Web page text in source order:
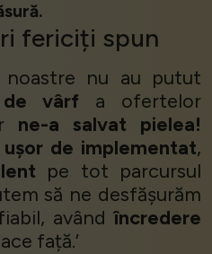
fericiți spun
noastre nu au putut
vârf a ofertelor
ne-a salvat pielea!
ușor de implementat,
pe tot parcursul
să ne desfășurăm
avândîncredere
față.’